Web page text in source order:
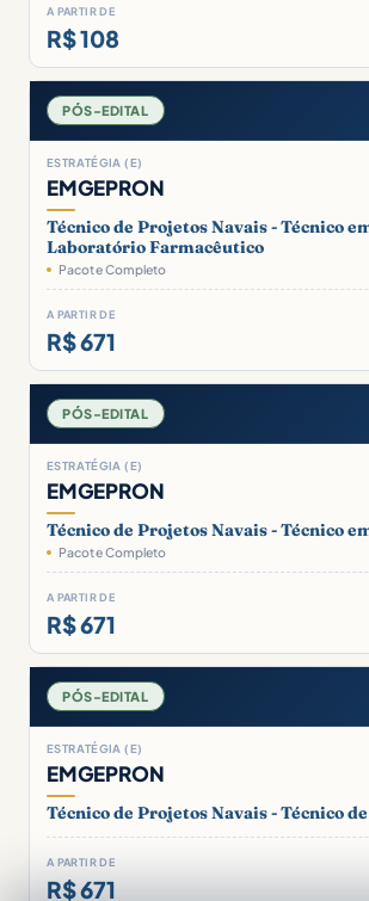
A PARTIR DE
R$ 108
PÓS-EDITAL
ESTRATÉGIA (E)
EMGEPRON
Técnico de Projetos Navais - Técnico
Laboratório Farmacêutico
Pacote Completo
A PARTIR DE
R$ 671
PÓS-EDITAL
ESTRATÉGIA (E)
EMGEPRON
Técnico de Projetos Navais - Técnico
Pacote Completo
A PARTIR DE
R$ 671
PÓS-EDITAL
ESTRATÉGIA (E)
EMGEPRON
Técnico de Projetos Navais - Técnico
A PARTIR DE
R$ 671
Boa tarde! Sou o Ana